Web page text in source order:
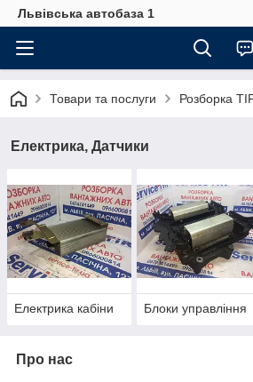
Львівська автобаза 1
Товари та послуги Розборка
Електрика, Датчики
Електрика кабіни Блоки управління
Про нас